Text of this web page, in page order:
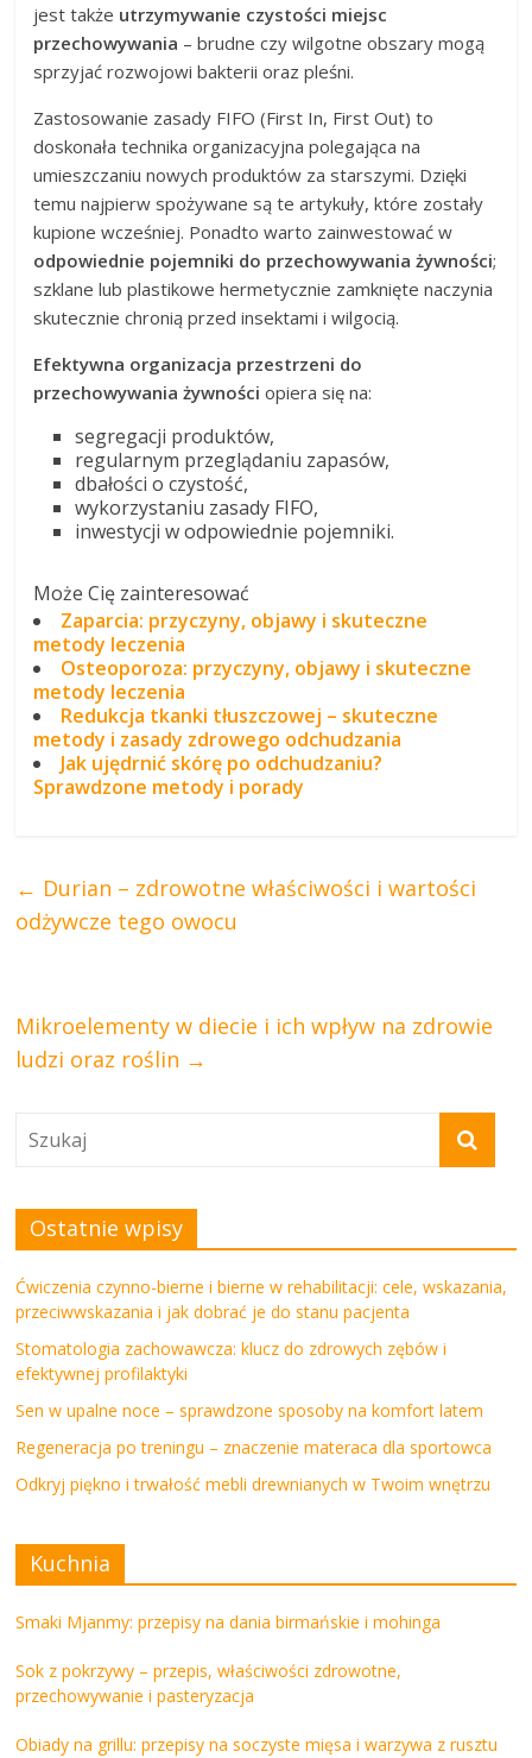
jest także utrzymywanie czystości miejsc
przechowywania – brudne czy wilgotne obszary mogą
sprzyjać rozwojowi bakterii oraz pleśni.
Zastosowanie zasady FIFO (First In, First Out) to
doskonała technika organizacyjna polegająca na
umieszczaniu nowych produktów za starszymi. Dzięki
temu najpierw spożywane są te artykuły, które zostały
kupione wcześniej. Ponadto warto zainwestować w
odpowiednie pojemniki do przechowywania żywności;
szklane lub plastikowe hermetycznie zamknięte naczynia
skutecznie chronią przed insektami i wilgocią.
Efektywna organizacja przestrzeni do
przechowywania żywności opiera się na:
segregacji produktów,
regularnym przeglądaniu zapasów,
dbałości o czystość,
wykorzystaniu zasady FIFO,
inwestycji w odpowiednie pojemniki.
Może Cię zainteresować
Zaparcia: przyczyny, objawy i skuteczne
metody leczenia
Osteoporoza: przyczyny, objawy i skuteczne
metody leczenia
Redukcja tkanki tłuszczowej – skuteczne
metody i zasady zdrowego odchudzania
Jak ujędrnić skórę po odchudzaniu?
Sprawdzone metody i porady
← Durian – zdrowotne właściwości i wartości
odżywcze tego owocu
Mikroelementy w diecie i ich wpływ na zdrowie
ludzi oraz roślin →
Ostatnie wpisy
Ćwiczenia czynno-bierne i bierne w rehabilitacji: cele, wskazania,
przeciwwskazania i jak dobrać je do stanu pacjenta
Stomatologia zachowawcza: klucz do zdrowych zębów i
efektywnej profilaktyki
Sen w upalne noce – sprawdzone sposoby na komfort latem
Regeneracja po treningu – znaczenie materaca dla sportowca
Odkryj piękno i trwałość mebli drewnianych w Twoim wnętrzu
Kuchnia
Smaki Mjanmy: przepisy na dania birmańskie i mohinga
Sok z pokrzywy – przepis, właściwości zdrowotne,
przechowywanie i pasteryzacja
Obiady na grillu: przepisy na soczyste mięsa i warzywa z rusztu